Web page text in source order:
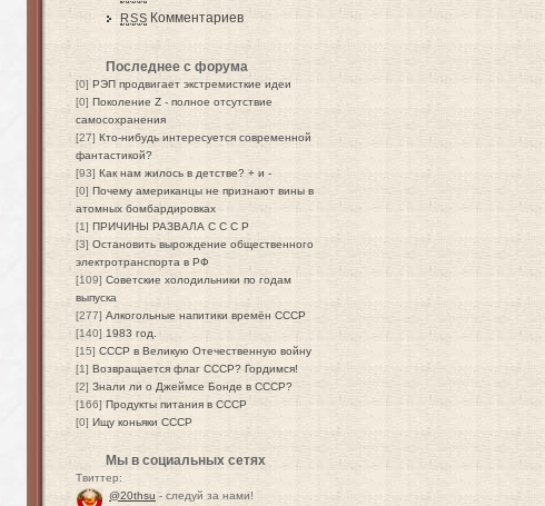
RSS Комментариев
Последнее с форума
[0] РЭП продвигает экстремисткие идеи
[0] Поколение Z - полное отсутствие
самосохранения
[27] Кто-нибудь интересуется современной
фантастикой?
[93] Как нам жилось в детстве? + и -
[0] Почему американцы не признают вины в
атомных бомбардировках
[1] ПРИЧИНЫ РАЗВАЛА С С С Р
[3] Остановить вырождение общественного
электротранспорта в РФ
[109] Советские холодильники по годам
выпуска
[277] Алкогольные напитики времён СССР
[140] 1983 год.
[15] СССР в Великую Отечественную войну
[1] Возвращается флаг СССР? Гордимся!
[2] Знали ли о Джеймсе Бонде в СССР?
[166]Продукты питания в СССР
[0] Ищу коньяки СССР
Мы в социальных сетях
Твиттер:
@20thsu - следуй за нами!